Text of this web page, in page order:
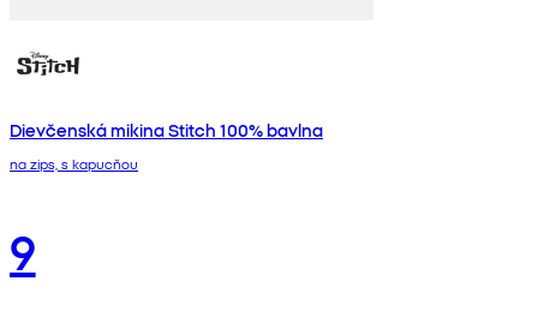
Dievčenská mikina Stitch 100% bavlna
na zips, s kapucňou
9